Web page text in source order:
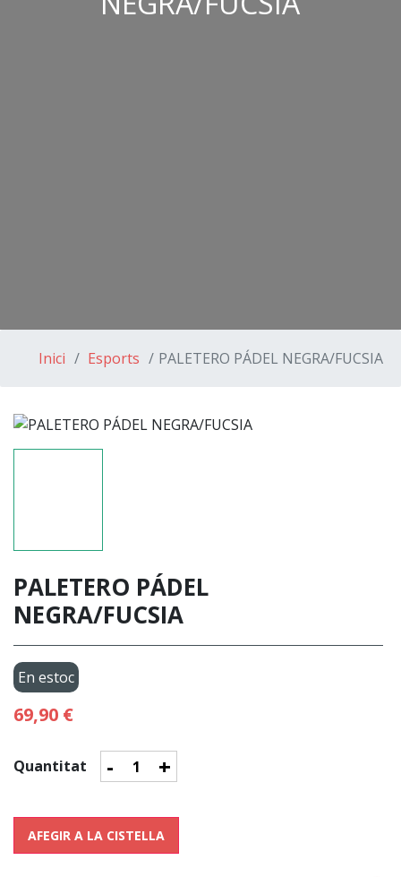
Inici Esports PALETERO PÁDEL NEGRA/FUCSIA
PALETERO PÁDEL
NEGRA/FUCSIA
En estoc
69,90 €
Quantitat - +
AFEGIR A LA CISTELLA